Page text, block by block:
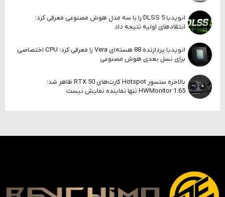
انویدیا DLSS 5 را با سه مدل هوش مصنوعی معرفی کرد؛
انتقادهای اولیه نتیجه داد
انویدیا پردازنده 88 هسته‌ای Vera را معرفی کرد؛ CPU اختصاصی
برای نسل بعدی هوش مصنوعی
بالاخره سنسور Hotspot کارت‌های RTX 50 ظاهر شد؛
HWMonitor 1.65 تنها نماینده نمایش نیست